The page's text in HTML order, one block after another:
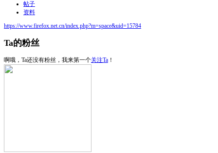
帖子
资料
https://www.firefox.net.cn/index.php?m=space&uid=15784
Ta的粉丝
啊哦，Ta还没有粉丝，我来第一个关注Ta ！